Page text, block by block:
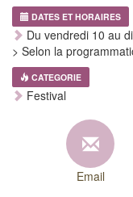
DATES ET HORAIRES
Du vendredi 10 au
> Selon la
CATEGORIE
Festival
Email